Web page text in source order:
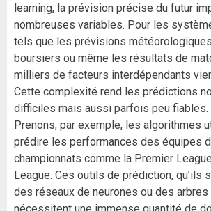
learning, la prévision précise du futur
nombreuses variables. Pour les
tels que les prévisions
boursiers ou même les résultats de
milliers de facteurs interdépendants
Cette complexité rend les prédictions
difficiles mais aussi parfois peu fiables.
Prenons, par exemple, les algorithmes
prédire les performances des équipes
championnats comme la Premier
League. Ces outils de prédiction, qu’ils
des réseaux de neurones ou des